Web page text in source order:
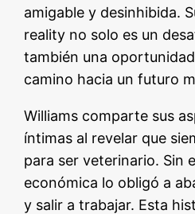
amigable y desinhibida.
reality no solo es un
también una
camino hacia un futuro
Williams comparte sus
íntimas al revelar que
para ser veterinario. Sin
económica lo obligó a
y salir a trabajar. Esta